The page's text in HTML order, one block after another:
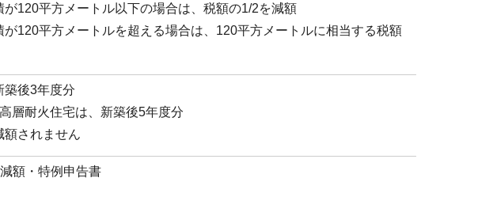
が120平方メートル以下の場合は、税額の1/2を減額
が120平方メートルを超える場合は、120平方メートルに相当する税額
築後3年度分
層耐火住宅は、新築後5年度分
されません
額・特例申告書